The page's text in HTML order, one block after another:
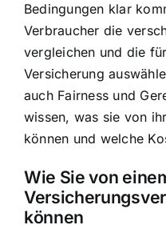
Bedingungen klar
Verbraucher die
vergleichen und die
Versicherung
auch Fairness und
wissen, was sie von
können und welche
Wie Sie von
können